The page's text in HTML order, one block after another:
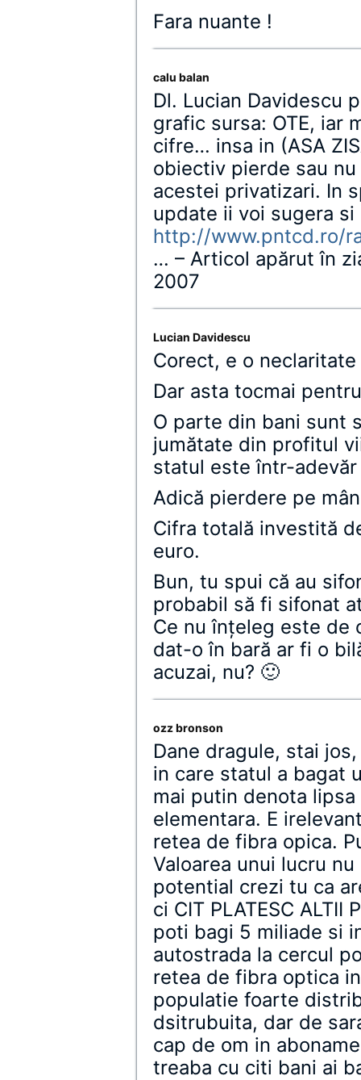
Fara nuante !
calu balan
Dl. Lucian Davidescu
grafic sursa: OTE, iar
cifre… insa in (ASA
obiectiv pierde sau
acestei privatizari. In
update ii voi sugera
http://www.pntcd.ro/
… – Articol apărut în
2007
Lucian Davidescu
Corect, e o
Dar asta tocmai
O parte din bani sunt
jumătate din profitul
statul este într-
Adică pierdere pe
Cifra totală investită
euro.
Bun, tu spui că au
probabil să fi sifonat
Ce nu înţeleg este de
dat-o în bară ar fi o
acuzai, nu? 🙂
ozz bronson
Dane dragule, stai
in care statul a bagat
mai putin denota
elementara. E
retea de fibra opica.
Valoarea unui lucru
potential crezi tu ca
ci CIT PLATESC ALTII
poti bagi 5 miliade si
autostrada la cercul
retea de fibra optica
populatie foarte
dsitrubuita, dar de
cap de om in
treaba cu citi bani ai